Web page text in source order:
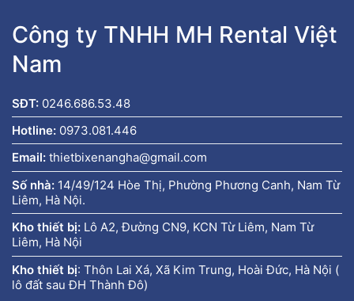
Công ty TNHH MH Rental Việt
Nam
SĐT: 0246.686.53.48
Hotline: 0973.081.446
Email: thietbixenangha@gmail.com
Số nhà: 14/49/124 Hòe Thị, Phường Phương Canh, Nam Từ
Liêm, Hà Nội.
Kho thiết bị: Lô A2, Đường CN9, KCN Từ Liêm, Nam Từ
Liêm, Hà Nội
Kho thiết bị: Thôn Lai Xá, Xã Kim Trung, Hoài Đức, Hà Nội (
lô đất sau ĐH Thành Đô)